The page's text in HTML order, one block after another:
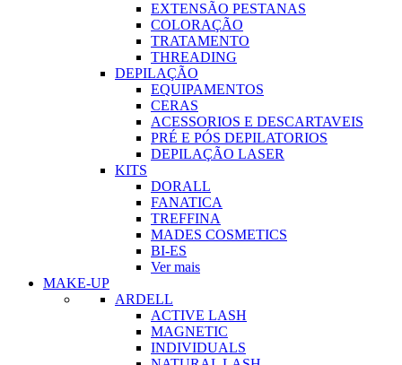
EXTENSÃO PESTANAS
COLORAÇÃO
TRATAMENTO
THREADING
DEPILAÇÃO
EQUIPAMENTOS
CERAS
ACESSORIOS E DESCARTAVEIS
PRÉ E PÓS DEPILATORIOS
DEPILAÇÃO LASER
KITS
DORALL
FANATICA
TREFFINA
MADES COSMETICS
BI-ES
Ver mais
MAKE-UP
ARDELL
ACTIVE LASH
MAGNETIC
INDIVIDUALS